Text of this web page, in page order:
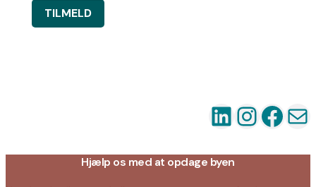
TILMELD
LinkedIn
Hjælp os med at opdage byen